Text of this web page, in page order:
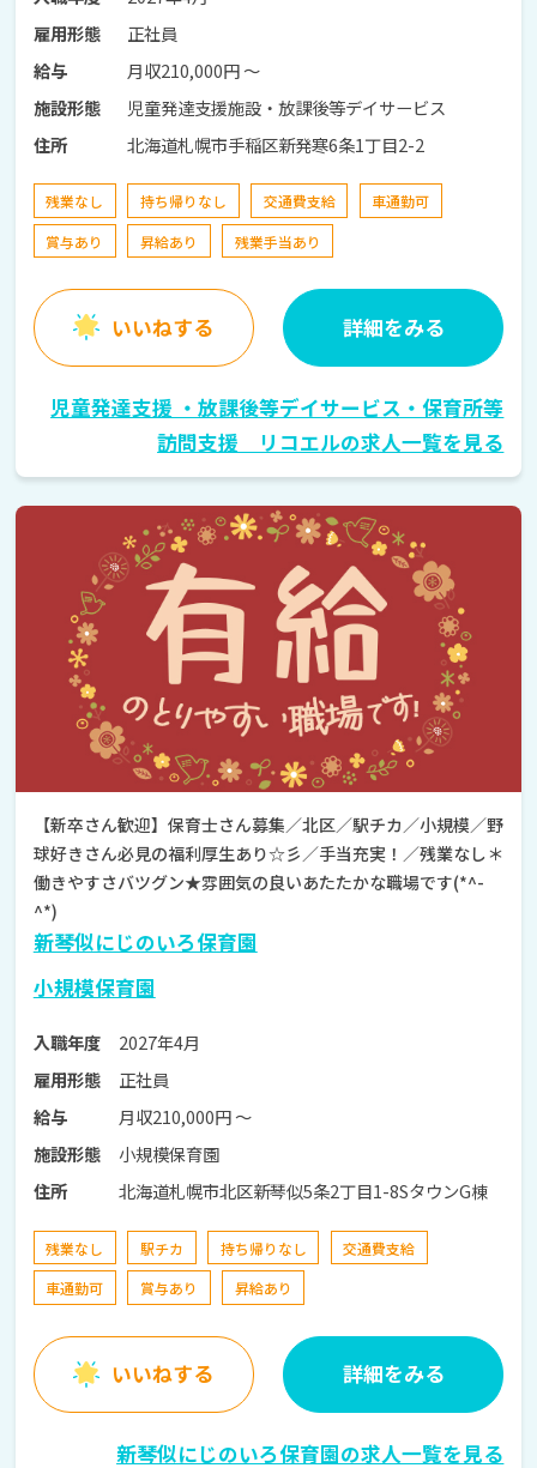
雇用形態
正社員
給与
月収210,000円 〜
施設形態
児童発達支援施設・放課後等デイサービス
住所
北海道札幌市手稲区新発寒6条1丁目2-2
残業なし 持ち帰りなし 交通費支給
車通勤可
賞与あり
昇給あり 残業手当あり
いいねする 詳細をみる
児童発達支援 ・放課後等デイサービス・保育所等
訪問支援 リコエルの求人一覧を見る
【新卒さん歓迎】保育士さん募集／北区／駅チカ／小規模／野
球好きさん必見の福利厚生あり☆彡／手当充実！／残業なし＊
働きやすさバツグン★雰囲気の良いあたたかな職場です(*^-
^*)
新琴似にじのいろ保育園
小規模保育園
入職年度
2027年4月
雇用形態
正社員
給与
月収210,000円 〜
施設形態
小規模保育園
住所
北海道札幌市北区新琴似5条2丁目1-8SタウンG棟
残業なし 駅チカ 持ち帰りなし
交通費支給
車通勤可
賞与あり 昇給あり
いいねする 詳細をみる
新琴似にじのいろ保育園の求人一覧を見る